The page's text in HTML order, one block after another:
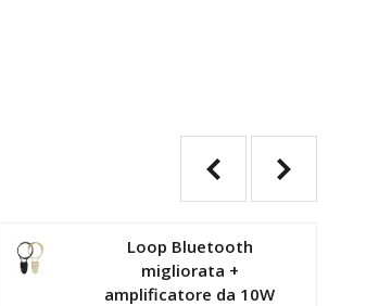
Loop Bluetooth
migliorata +
amplificatore da 10W